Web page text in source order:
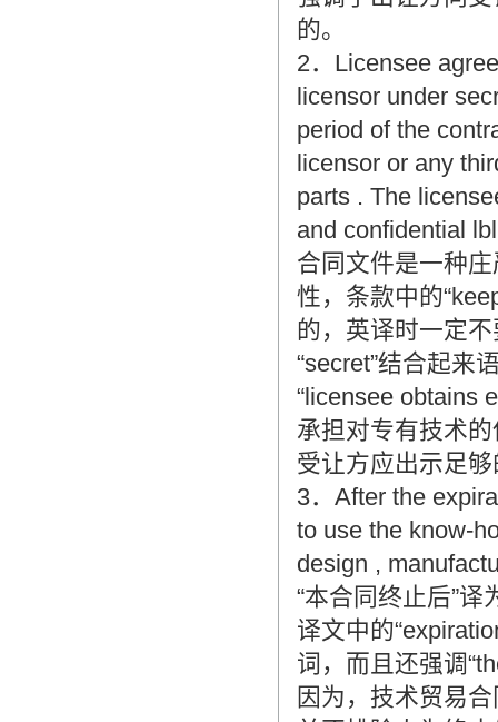
的。
2．Licensee
licensor under
period of the
licensor or any
parts . The
and confidential
合同文件是一种
性，条款中的
的，英译时一定不
“secret”结合起来
“licensee obtains
承担对专有技术
受让方应出示足
3．After the
to use the know-
design ,
“本合同终止后”译
译文中的
词，而且还强调
因为，技术贸易